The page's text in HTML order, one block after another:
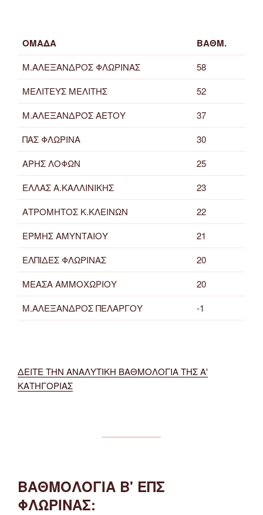
ΟΜΑΔΑ ΒΑΘΜ.
Μ.ΑΛΕΞΑΝΔΡΟΣ ΦΛΩΡΙΝΑΣ
58
ΜΕΛΙΤΕΥΣ ΜΕΛΙΤΗΣ
52
Μ.ΑΛΕΞΑΝΔΡΟΣ ΑΕΤΟΥ
37
ΠΑΣ ΦΛΩΡΙΝΑ
30
ΑΡΗΣ ΛΟΦΩΝ
25
ΕΛΛΑΣ Α.ΚΑΛΛΙΝΙΚΗΣ
23
ΑΤΡΟΜΗΤΟΣ Κ.ΚΛΕΙΝΩΝ
22
ΕΡΜΗΣ ΑΜΥΝΤΑΙΟΥ
21
ΕΛΠΙΔΕΣ ΦΛΩΡΙΝΑΣ
20
ΜΕΑΣΑ ΑΜΜΟΧΩΡΙΟΥ
20
Μ.ΑΛΕΞΑΝΔΡΟΣ ΠΕΛΑΡΓΟΥ
-1
ΔΕΙΤΕ ΤΗΝ ΑΝΑΛΥΤΙΚΗ ΒΑΘΜΟΛΟΓΙΑ ΤΗΣ Α'
ΚΑΤΗΓΟΡΙΑΣ
ΒΑΘΜΟΛΟΓΙΑ Β' ΕΠΣ
ΦΛΩΡΙΝΑΣ: